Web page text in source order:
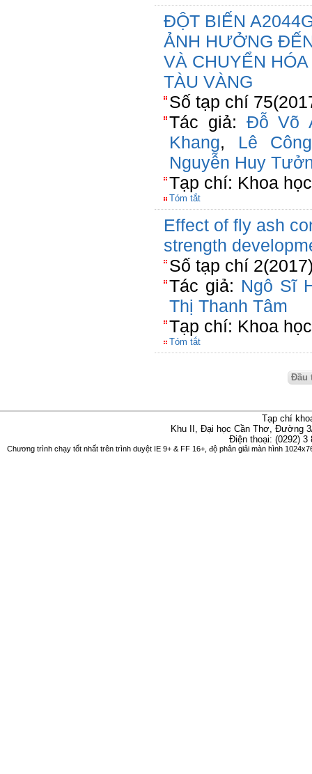
ĐỘT BIẾN
ẢNH HƯỞNG
VÀ CHUYỂN
TÀU VÀNG
Số tạp chí
Tác giả: Đỗ Võ
Khang, Lê
Nguyễn Huy
Tạp chí: Khoa
Tóm tắt
Effect of fly ash
strength
Số tạp chí
Tác giả: Ngô Sĩ
Thị Thanh Tâm
Tạp chí: Khoa
Tóm tắt
Đầu
Tạp chí
Khu II, Đại học Cần Thơ, Đường
Điện thoại: (0292)
Chương trình chạy tốt nhất trên trình duyệt IE 9+ & FF 16+, độ phân giải màn hình